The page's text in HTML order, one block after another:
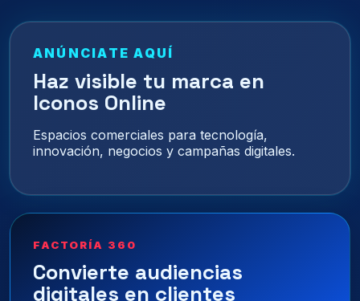
ANÚNCIATE AQUÍ
Haz visible tu marca en
Iconos Online
Espacios comerciales para tecnología,
innovación, negocios y campañas digitales.
FACTORÍA 360
Convierte audiencias
digitales en clientes